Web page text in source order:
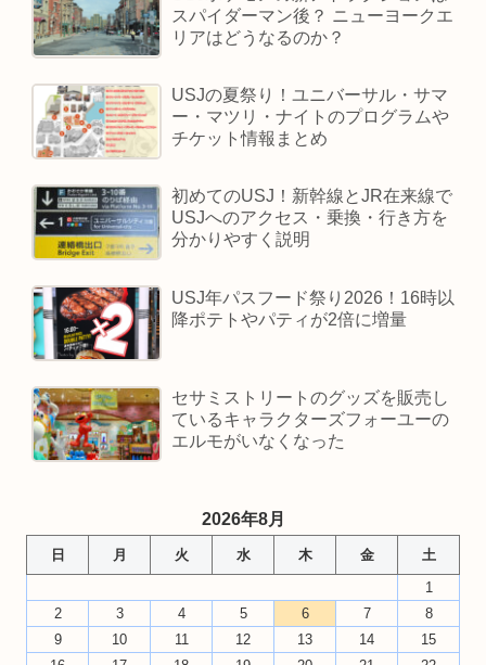
スパイダーマン後？ ニューヨークエ
リアはどうなるのか？
USJの夏祭り！ユニバーサル・サマ
ー・マツリ・ナイトのプログラムや
チケット情報まとめ
初めてのUSJ！新幹線とJR在来線で
USJへのアクセス・乗換・行き方を
分かりやすく説明
USJ年パスフード祭り2026！16時以
降ポテトやパティが2倍に増量
セサミストリートのグッズを販売し
ているキャラクターズフォーユーの
エルモがいなくなった
2026年8月
日 月 火 水 木 金
土
1
2
3 4 5 6 7
8
9
10 11 12 13 14
15